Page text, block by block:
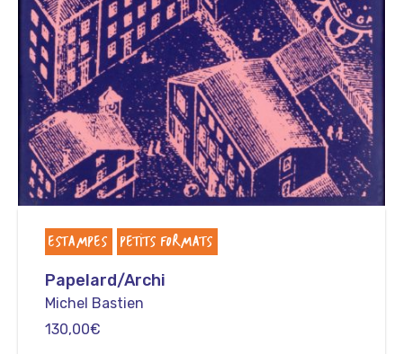
ESTAMPES PETITS FORMATS
Papelard/Archi
Michel Bastien
130,00€